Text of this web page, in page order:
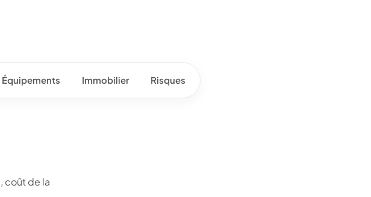
Équipements Immobilier Risques
coût de la